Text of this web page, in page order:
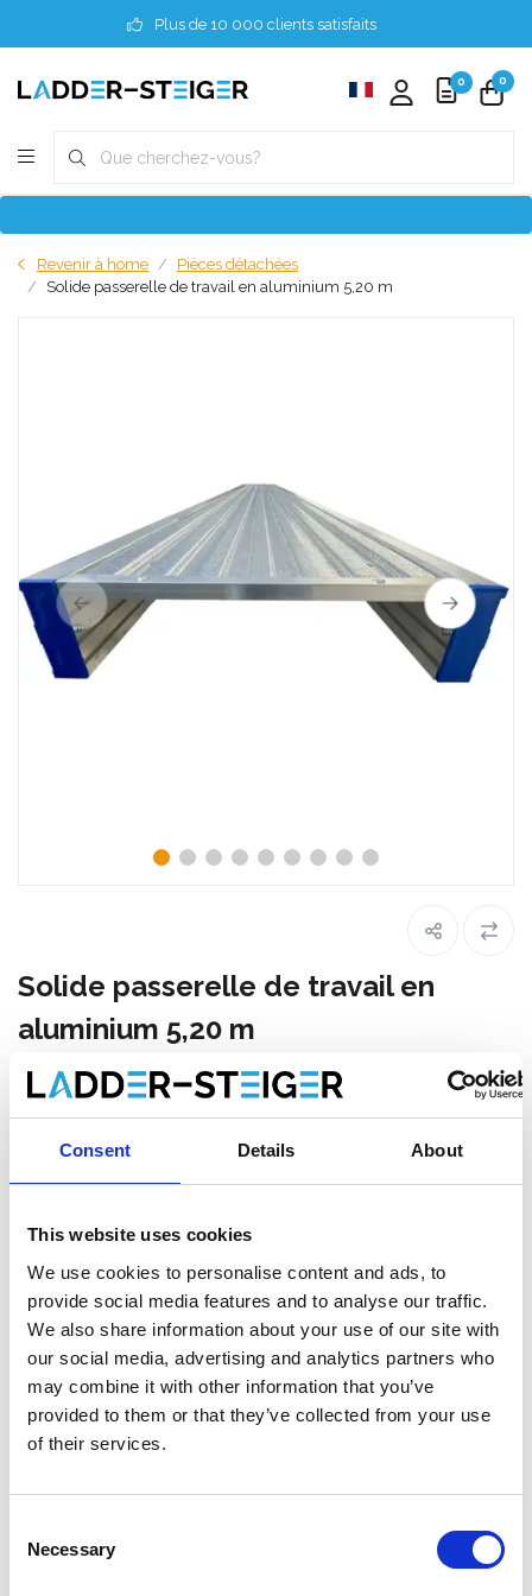
Consent Details About
This website uses cookies
We use cookies to personalise content and ads, to
provide social media features and to analyse our traffic.
We also share information about your use of our site with
our social media, advertising and analytics partners who
may combine it with other information that you’ve
provided to them or that they’ve collected from your use
of their services.
Selection
Necessary
Plus de 10 000 clients satisfaits
0 0
Revenir à home
Pièces détachées
Solide passerelle de travail en aluminium 5,20 m
Solide passerelle de travail en
aluminium 5,20 m
Faire un choix:*
Livraison gratuite en 1 semaine ou ramasser à Aarschot
(BE) Contactez le service clientèle